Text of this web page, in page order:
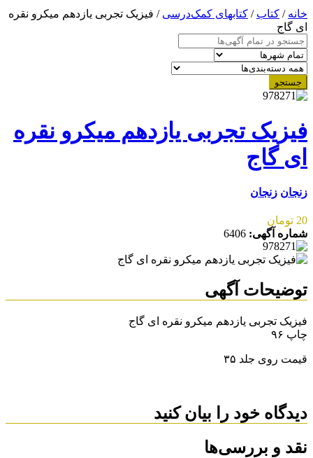
خانه/ کتاب/ کتابهای کمک‌درسی / فیزیک تجربی یازدهم میکرو نقره
ای گاج
جستجو
فیزیک تجربی یازدهم میکرو نقره
ای گاج
زنجان زنجان
20 تومان
شماره آگهی: 6406
توضیحات آگهی
فیزیک تجربی یازدهم میکرو نقره ای گاج
چاپ ۹۶
قیمت روی جلد ۳۵
دیدگاه خود را بیان کنید
نقد و بررسی‌ها